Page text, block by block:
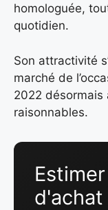
homologuée,
quotidien.
Son attractivité
marché de
2022 désormais
raisonnables.
d'achat